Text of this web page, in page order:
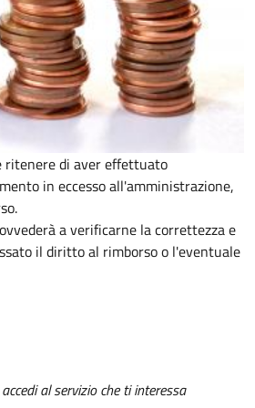
ritenere di aver effettuato
in eccesso all'amministrazione,
a verificarne la correttezza e
il diritto al rimborso o l'eventuale
al servizio che ti interessa